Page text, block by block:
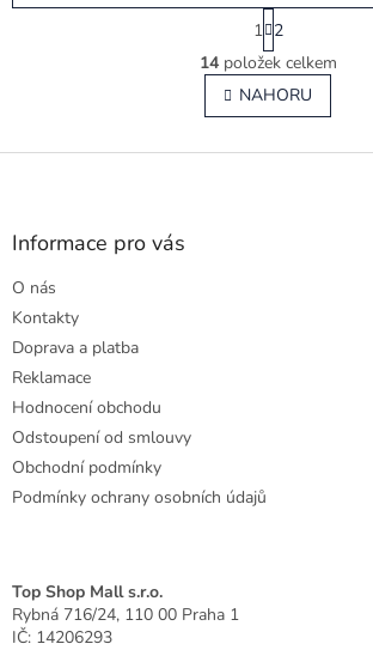
O
v
l
á
S
t
r
á
n
k
v
1 2
14položek celkem
NAHORU
Z
Informace pro vás
O nás
Kontakty
Doprava a platba
Reklamace
Hodnocení obchodu
Odstoupení od smlouvy
Obchodní podmínky
Podmínky ochrany osobních údajů
Top Shop Mall s.r.o.
Rybná 716/24, 110 00 Praha 1
IČ: 14206293